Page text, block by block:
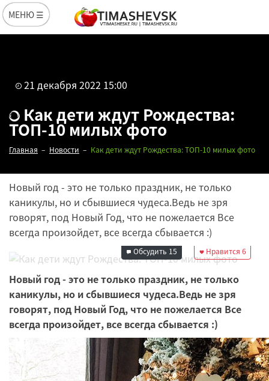
МЕНЮ ☰
21 декабря 2022 15:00
Как дети ждут Рождества:
ТОП-10 милых фото
Главная Новости Как дети ждут Рождества: ТОП-10 милых фото
Новый год - это не только праздник, не только
каникулы, но и сбывшиеся чудеса.Ведь не зря
говорят, под Новый Год, что не пожелается Все
всегда произойдет, все всегда сбывается :)
Редакция
21 декабря 2022
15:00
Нравится 6
Обсудить 15
Новый год - это не только праздник, не только
каникулы, но и сбывшиеся чудеса.Ведь не зря
говорят, под Новый Год, что не пожелается Все
всегда произойдет, все всегда сбывается :)